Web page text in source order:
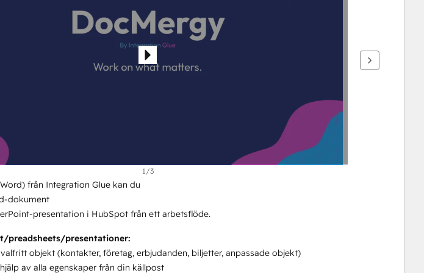
1/3
från Integration Glue kan du
dokument
presentation i HubSpot från ett arbetsflöde.
preadsheets/presentationer:
objekt (kontakter, företag, erbjudanden, biljetter, anpassade objekt)
av alla egenskaper från din källpost